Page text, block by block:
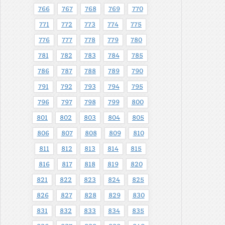
766 767 768 769 770
771 772 773 774 775
776 777 778 779 780
781 782 783 784 785
786 787 788 789 790
791 792 793 794 795
796 797 798 799 800
801 802 803 804 805
806 807 808 809 810
811 812 813 814 815
816 817 818 819 820
821 822 823 824 825
826 827 828 829 830
831 832 833 834 835